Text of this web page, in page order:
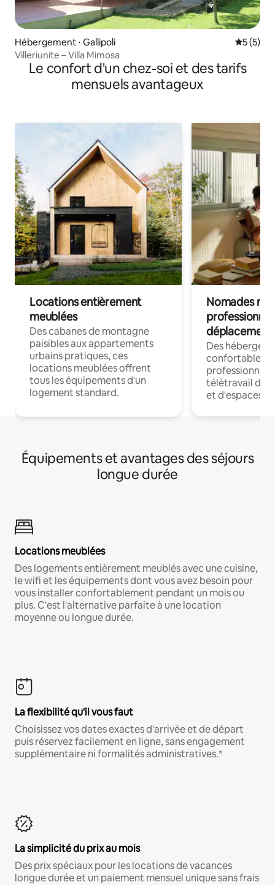
Hébergement ⋅ Gallipoli
5 (5)
Villeriunite – Villa Mimosa
Le confort d'un chez-soi et des tarifs
mensuels avantageux
Locations entièrement
meublées
Des cabanes de montagne
paisibles aux appartements
urbains pratiques, ces
locations meublées offrent
tous les équipements d'un
logement standard.
Nomades
déplacement
Des
confortables
professionnels
télétravail
et d'espaces
Équipements et avantages des séjours
longue durée
Locations meublées
Des logements entièrement meublés avec une cuisine,
le wifi et les équipements dont vous avez besoin pour
vous installer confortablement pendant un mois ou
plus. C'est l'alternative parfaite à une location
moyenne ou longue durée.
La flexibilité qu'il vous faut
Choisissez vos dates exactes d'arrivée et de départ
puis réservez facilement en ligne, sans engagement
supplémentaire ni formalités administratives.*
La simplicité du prix au mois
Des prix spéciaux pour les locations de vacances
longue durée et un paiement mensuel unique sans frais